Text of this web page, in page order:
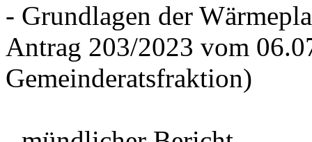
- Grundlagen der
Antrag 203/2023 vom
Gemeinderatsfraktion)